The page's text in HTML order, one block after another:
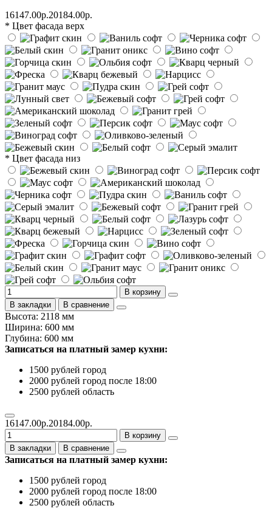
16147.00р.20184.00р.
* Цвет фасада верх
* Цвет фасада низ
В корзину
В закладки
В сравнение
Высота: 2118 мм
Ширина: 600 мм
Глубина: 600 мм
Записаться на платный замер кухни:
1500 рублей город
2000 рублей город после 18:00
2500 рублей область
16147.00р.20184.00р.
В корзину
В закладки
В сравнение
Записаться на платный замер кухни:
1500 рублей город
2000 рублей город после 18:00
2500 рублей область